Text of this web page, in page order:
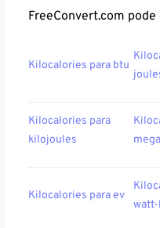
FreeConvert.com
Kilocalories para btu
Kilocalories para
kilojoules
Kilocalories para ev